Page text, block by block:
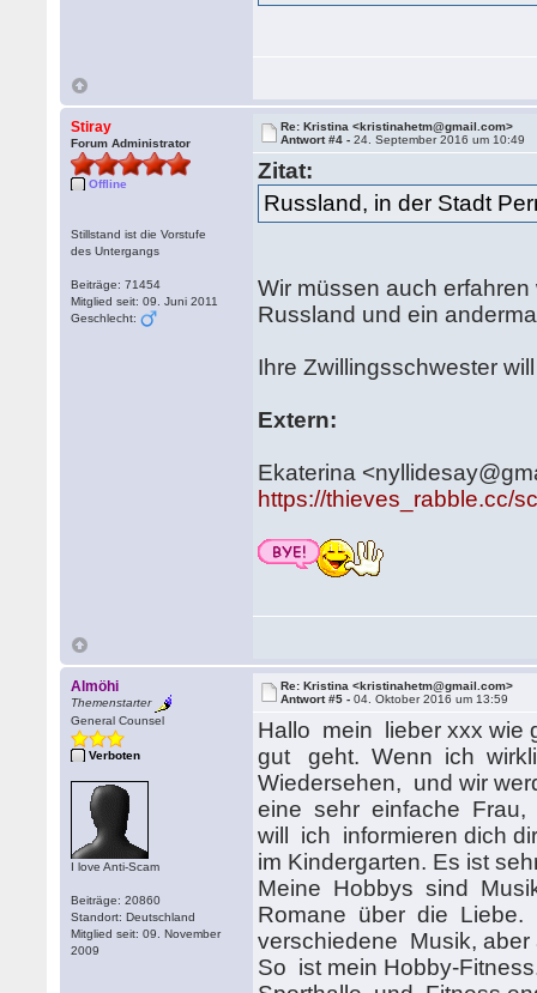
Stiray
Forum Administrator
Offline
Stillstand ist die Vorstufe
des Untergangs
Beiträge: 71454
Mitglied seit: 09. Juni 2011
Geschlecht:
Re: Kristina <kristinahetm@gmail.com>
Antwort #4 -24. September 2016 um 10:49
Zitat:
Russland, in der Stadt
Wir müssen auch
Russland und ein
Ihre Zwillingsschwester
Extern:
Ekaterina
https://thieves_rabble.cc/
Almöhi
Themenstarter
General Counsel
Verboten
I love Anti-Scam
Beiträge: 20860
Standort: Deutschland
Mitglied seit: 09. November
2009
Re: Kristina <kristinahetm@gmail.com>
Antwort #5 -04. Oktober 2016 um 13:59
Hallo mein lieber xxx wie
gut geht. Wenn ich
Wiedersehen, und wir
eine sehr einfache Frau,
will ich informieren dich
im Kindergarten. Es ist
Meine Hobbys sind
Romane über die Liebe.
verschiedene Musik, aber
So ist mein Hobby-